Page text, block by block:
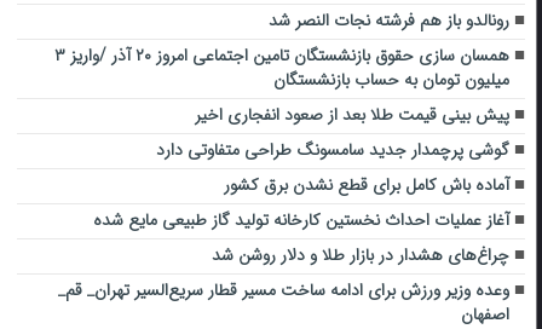
رونالدو باز هم فرشته نجات النصر شد
همسان سازی حقوق بازنشستگان تامین اجتماعی امروز ۲۰ آذر /واریز ۳
میلیون تومان به حساب بازنشستگان
پیش بینی قیمت طلا بعد از صعود انفجاری اخیر
گوشی پرچمدار جدید سامسونگ طراحی متفاوتی دارد
آماده باش کامل برای قطع نشدن برق کشور
آغاز عملیات احداث نخستین کارخانه تولید گاز طبیعی مایع شده
چراغ‌های هشدار در بازار طلا و دلار روشن شد
وعده وزیر ورزش برای ادامه ساخت مسیر قطار سریع‌السیر تهران_ قم_
اصفهان